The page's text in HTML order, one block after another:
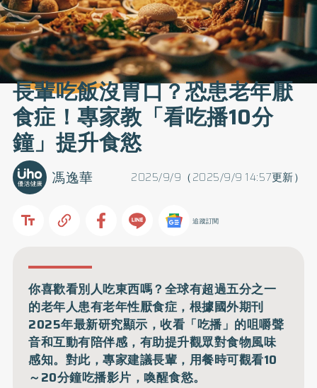
長輩吃飯沒胃口？恐患老年厭
食症！專家教「看吃播10分
鐘」提升食慾
2025/9/9（2025/9/9 14:57更新）
馮逸華
追蹤訂閱
你喜歡看別人吃東西嗎？全球有超過五分之一
的老年人患有老年性厭食症，根據國外期刊
2025年最新研究顯示，收看「吃播」的咀嚼聲
音和互動有陪伴感，有助提升觀眾對食物風味
感知。對此，專家建議長輩，用餐時可觀看10
～20分鐘吃播影片，喚醒食慾。